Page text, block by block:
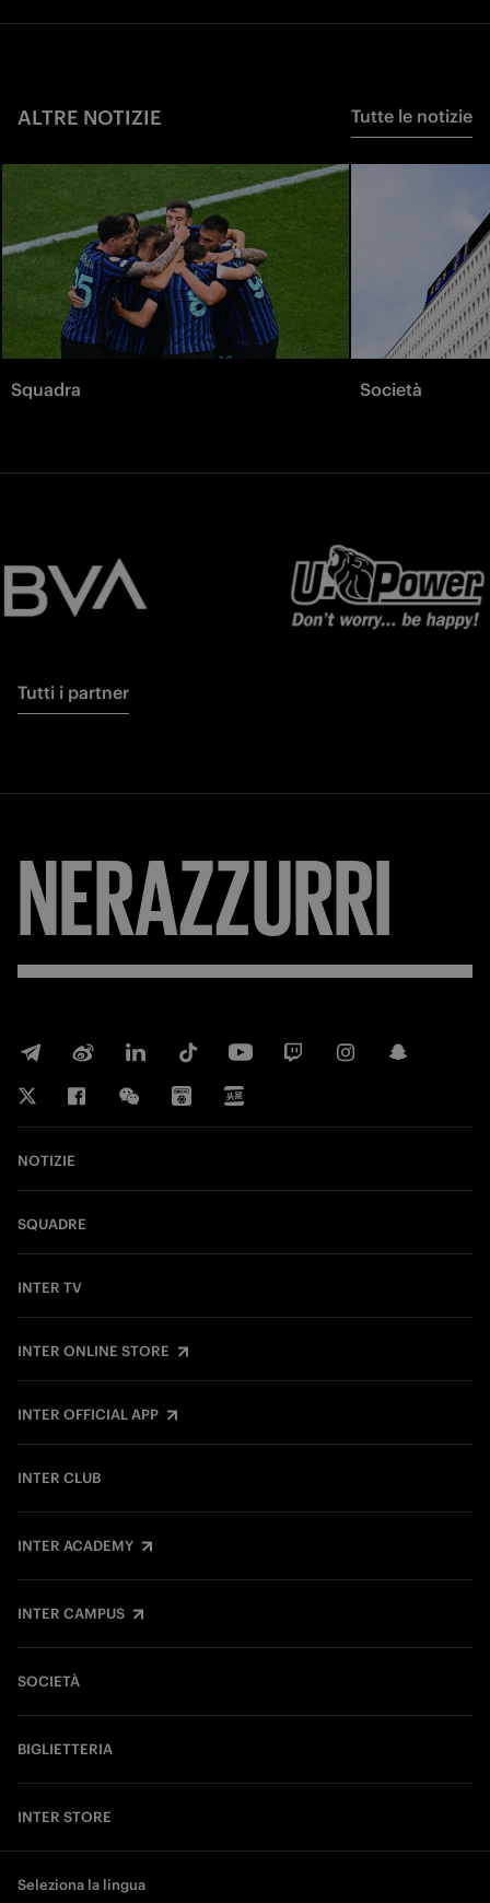
ALTRE NOTIZIE Tutte le notizie
Squadra Società
Tutti i partner
NERAZZURRI
NOTIZIE
SQUADRE
INTER TV
INTER ONLINE STORE
INTER OFFICIAL APP
INTER CLUB
INTER ACADEMY
INTER CAMPUS
SOCIETÀ
BIGLIETTERIA
INTER STORE
Seleziona la lingua